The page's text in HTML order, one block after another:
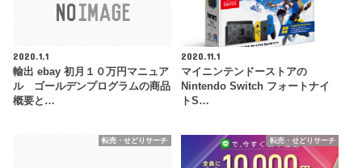
2020.1.1
輸出 ebay 初月１０万円マニュア
ル ゴールデンプログラムの商品
概要と…
2020.11.1
マイニンテンドーストアの
Nintendo Switch フォートナイ
トS…
転売・せどりサーチ 転売・せどりサーチ